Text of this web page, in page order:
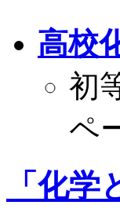
高校
初
ペ
「化学